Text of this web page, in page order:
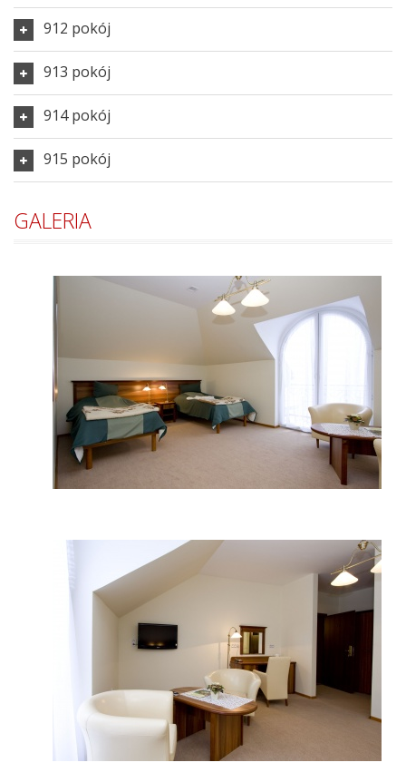
912 pokój
913 pokój
914 pokój
915 pokój
GALERIA